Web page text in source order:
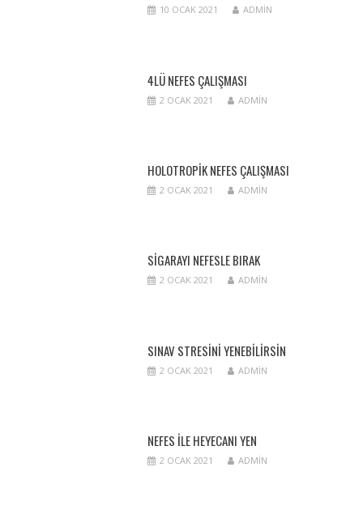
10 OCAK 2021 ADMIN
4LÜ NEFES ÇALIŞMASI
2 OCAK 2021 ADMIN
HOLOTROPIK NEFES ÇALIŞMASI
2 OCAK 2021 ADMIN
SIGARAYI NEFESLE BIRAK
2 OCAK 2021 ADMIN
SINAV STRESINI YENEBILIRSIN
2 OCAK 2021 ADMIN
NEFES ILE HEYECANI YEN
2 OCAK 2021 ADMIN